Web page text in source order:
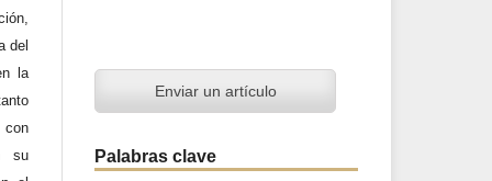
del
la
con
su
Enviar un artículo
Palabras clave